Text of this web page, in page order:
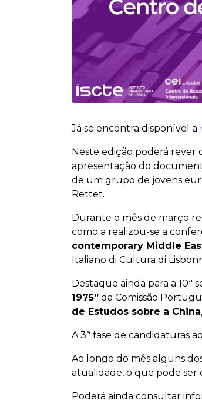
Já se encontra disponível a
Neste edição poderá rever
apresentação do
de um grupo de jovens
Rettet.
Durante o mês de março
como a realizou-se a
contemporary Middle
Italiano di Cultura di
Destaque ainda para a 10ª
1975” da Comissão
de Estudos sobre a China
A 3ª fase de candidaturas
Ao longo do mês alguns
atualidade, o que pode ser
Poderá ainda consultar